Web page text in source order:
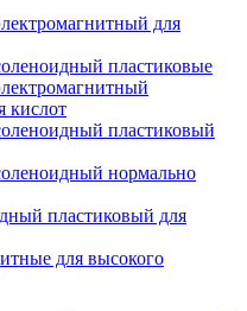
для
пластиковые
кислот
пластиковый
нормально
пластиковый для
для высокого